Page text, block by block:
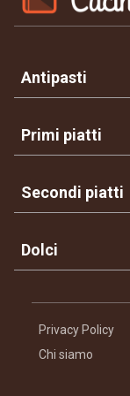
Antipasti
Primi piatti
Secondi piatti
Dolci
Privacy Policy
Chi siamo